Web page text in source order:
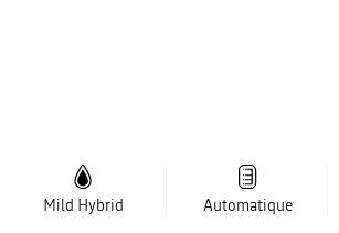
Mild Hybrid Automatique